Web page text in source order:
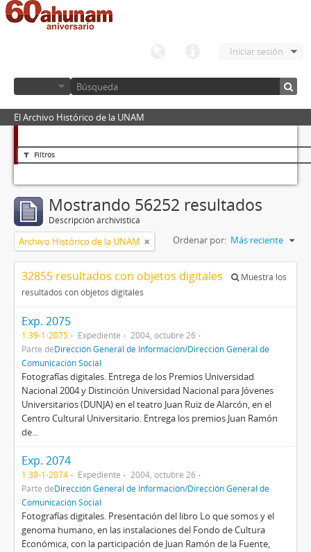
Iniciar sesión
El Archivo Histórico de la UNAM
Filtros
Mostrando 56252 resultados
Descripción archivística
Archivo Histórico de la UNAM Ordenar por: Más reciente
32855 resultados con objetos digitales
Muestra los
resultados con objetos digitales
Exp. 2075
1.39-1-2075 Expediente
2004, octubre 26
Parte deDirección General de Información/Dirección General de
Comunicación Social
Fotografías digitales. Entrega de los Premios Universidad
Nacional 2004 y Distinción Universidad Nacional para Jóvenes
Universitarios (DUNJA) en el teatro Juan Ruiz de Alarcón, en el
Centro Cultural Universitario. Entrega los premios Juan Ramón
de...
Exp. 2074
1.39-1-2074 Expediente
2004, octubre 26
Parte deDirección General de Información/Dirección General de
Comunicación Social
Fotografías digitales. Presentación del libro Lo que somos y el
genoma humano, en las instalaciones del Fondo de Cultura
Económica, con la participación de Juan Ramón de la Fuente,